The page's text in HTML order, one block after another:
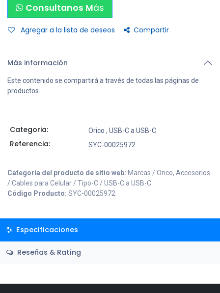
Consultanos Más
Agregar a la lista de deseos Compartir
Más información
Este contenido se compartirá a través de todas las páginas de
productos.
Categoria: Orico , USB-C a USB-C
Referencia: SYC-00025972
Categoría del producto de sitio web: Marcas / Orico, Accesorios
/ Cables para Celular / Tipo-C / USB-C a USB-C
Código Producto: SYC-00025972
Especificaciones
Reseñas & Rating